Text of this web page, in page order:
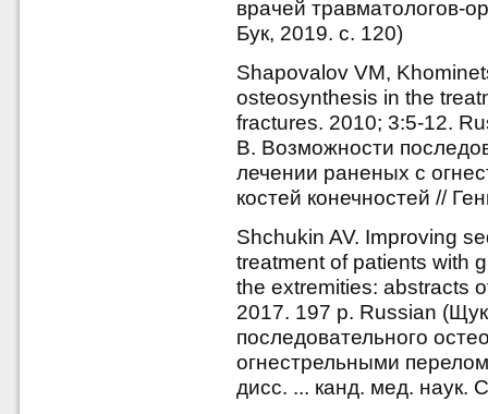
врачей травматологов-
Бук, 2019. с. 120)
Shapovalov VM,
osteosynthesis in the
fractures. 2010; 3:5-12.
В. Возможности
лечении раненых с
костей конечностей //
Shchukin AV. Improving
treatment of patients with
the extremities: abstracts
2017. 197 p. Russian
последовательного
огнестрельными
дисc. ... канд. мед. наук.